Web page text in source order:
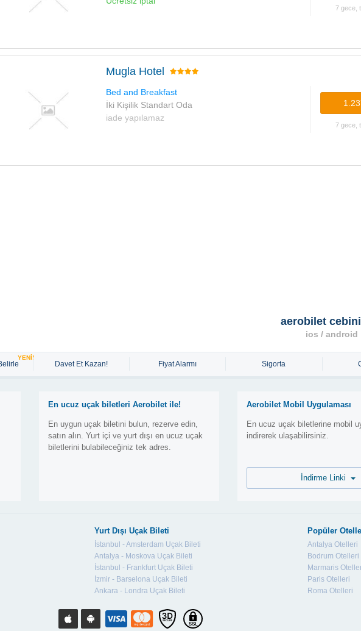
7 gece,
Mugla Hotel
Bed and Breakfast
İki Kişilik Standart Oda
iade yapılamaz
7 gece,
YENİ!
Davet Et Kazan! Fiyat Alarmı Sigorta
En ucuz uçak biletleri Aerobilet ile!
En uygun uçak biletini bulun, rezerve edin,
satın alın. Yurt içi ve yurt dışı en ucuz uçak
biletlerini bulabileceğiniz tek adres.
aerobilet
ios / android
Aerobilet Mobil Uygulaması
En ucuz uçak biletlerine mobil
indirerek ulaşabilirsiniz.
Yurt Dışı Uçak Bileti
İstanbul - Amsterdam Uçak Bileti
Antalya - Moskova Uçak Bileti
İstanbul - Frankfurt Uçak Bileti
İzmir - Barselona Uçak Bileti
Ankara - Londra Uçak Bileti
Popüler
Antalya Otelleri
Bodrum Otelleri
Marmaris
Paris Otelleri
Roma Otelleri